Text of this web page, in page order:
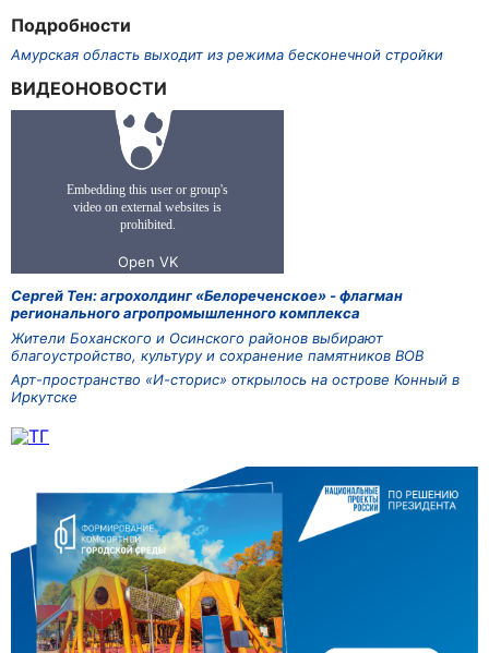
Подробности
Амурская область выходит из режима бесконечной стройки
ВИДЕОНОВОСТИ
Сергей Тен: агрохолдинг «Белореченское» - флагман
регионального агропромышленного комплекса
Жители Боханского и Осинского районов выбирают
благоустройство, культуру и сохранение памятников ВОВ
Арт-пространство «И-сторис» открылось на острове Конный в
Иркутске